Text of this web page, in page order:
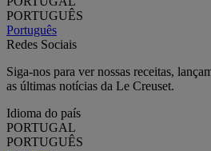
PORTUGUÊS
Português
Redes Sociais
Siga-nos para ver nossas receitas,
as últimas notícias da Le Creuset.
Idioma do país
PORTUGAL
PORTUGUÊS